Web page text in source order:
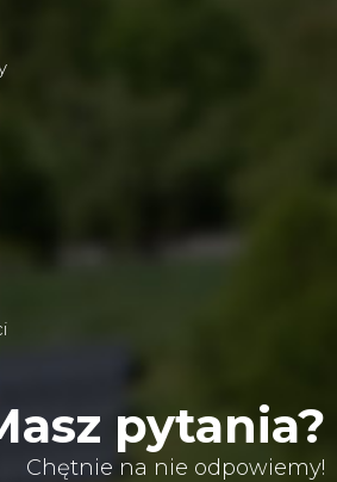
pytania?
Chętnie na nie odpowiemy!